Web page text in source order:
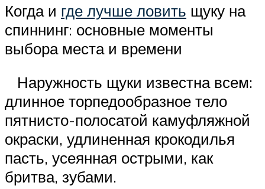
Когда и где лучше ловить щуку на
спиннинг: основные моменты
выбора места и времени
Наружность щуки известна всем:
длинное торпедообразное тело
пятнисто-полосатой камуфляжной
окраски, удлиненная крокодилья
пасть, усеянная острыми, как
бритва, зубами.